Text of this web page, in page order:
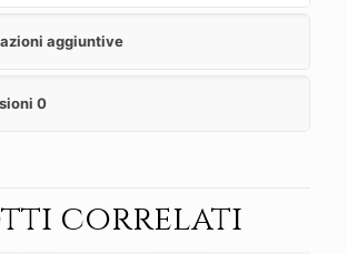
aggiuntive
0
correlati